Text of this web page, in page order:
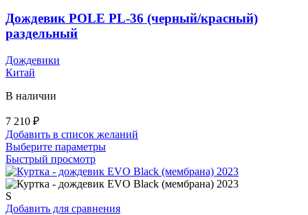
можно
выбрать
Дождевик POLE PL-36 (черный/красный)
раздельный
Дождевики
Китай
В наличии
7 210 ₽
Добавить в список желаний
Выберите параметрыЭтот
имеет
несколько
Опции
Быстрый просмотр
S
Добавить для сравнения